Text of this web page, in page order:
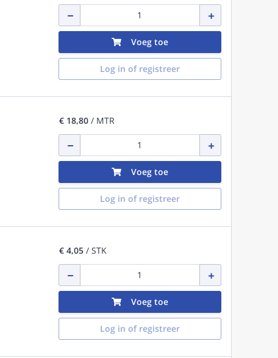
Voeg toe
Log in of registreer
€ 18,80/ MTR
Voeg toe
Log in of registreer
€ 4,05/ STK
Voeg toe
Log in of registreer